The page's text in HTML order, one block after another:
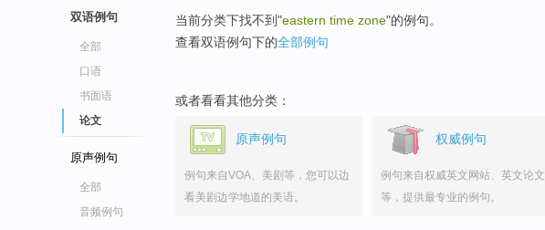
双语例句
全部
口语
书面语
论文
原声例句
全部
音频例句
当前分类下找不到"eastern time zone"的例句。
查看双语例句下的全部例句
或者看看其他分类：
原声例句
例句来自VOA、美剧等，您可以边
看美剧边学地道的美语。
权威例句
例句来自权威英文网站、英文论文
等，提供最专业的例句。